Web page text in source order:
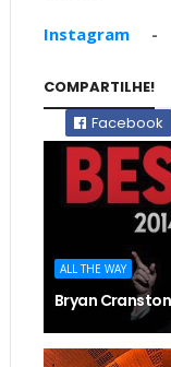
Instagram-
COMPARTILHE!
Facebook
ALL THE WAY
Bryan